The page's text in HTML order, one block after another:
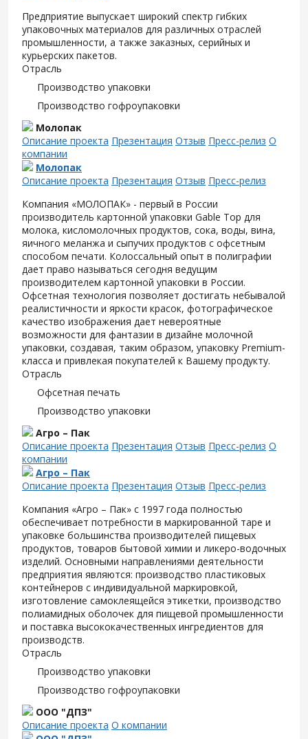
Предприятие выпускает широкий спектр гибких
упаковочных материалов для различных отраслей
промышленности, а также заказных, серийных и
курьерских пакетов.
Отрасль
Производство упаковки
Производство гофроупаковки
Молопак
Описание проекта Презентация Отзыв Пресс-релиз О
компании
Молопак
Описание проекта Презентация Отзыв Пресс-релиз
Компания «МОЛОПАК» - первый в России
производитель картонной упаковки Gable Top для
молока, кисломолочных продуктов, сока, воды, вина,
яичного меланжа и сыпучих продуктов с офсетным
способом печати. Колоссальный опыт в полиграфии
дает право называться сегодня ведущим
производителем картонной упаковки в России.
Офсетная технология позволяет достигать небывалой
реалистичности и яркости красок, фотографическое
качество изображения дает невероятные
возможности для фантазии в дизайне молочной
упаковки, создавая, таким образом, упаковку Premium-
класса и привлекая покупателей к Вашему продукту.
Отрасль
Офсетная печать
Производство упаковки
Агро – Пак
Описание проекта Презентация Отзыв Пресс-релиз О
компании
Агро – Пак
Описание проекта Презентация Отзыв Пресс-релиз
Компания «Агро – Пак» с 1997 года полностью
обеспечивает потребности в маркированной таре и
упаковке большинства производителей пищевых
продуктов, товаров бытовой химии и ликеро-водочных
изделий. Основными направлениями деятельности
предприятия являются: производство пластиковых
контейнеров с индивидуальной маркировкой,
изготовление самоклеящейся этикетки, производство
полиамидных оболочек для пищевой промышленности
и поставка высококачественных ингредиентов для
производств.
Отрасль
Производство упаковки
Производство гофроупаковки
ООО "ДПЗ"
Описание проекта О компании